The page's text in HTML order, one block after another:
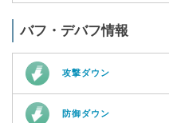
バフ・デバフ情報
攻撃ダウン
防御ダウン